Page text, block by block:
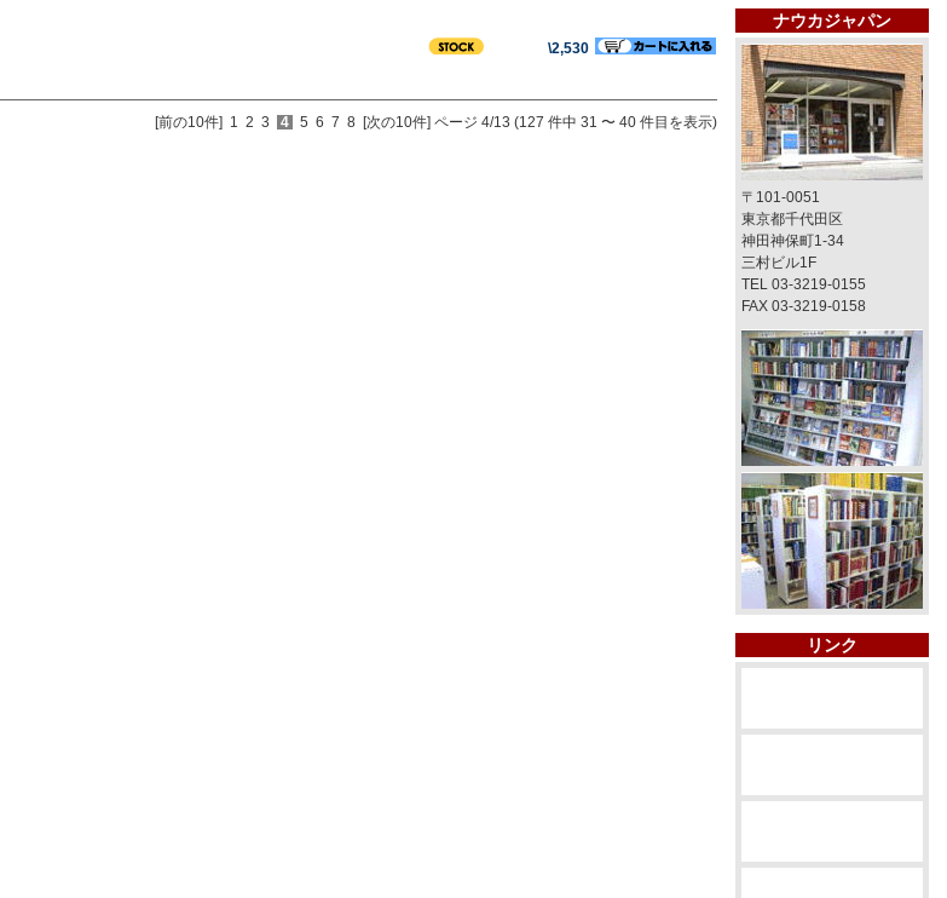
\2,530
[前の10件] 1 2 3 4 5 6 7 8 [次の10件] ページ 4/13 (127 件中 31 〜 40 件目を表示)
ナウカジャパン
〒101-0051
東京都千代田区
神田神保町1-34
三村ビル1F
TEL 03-3219-0155
FAX 03-3219-0158
リンク